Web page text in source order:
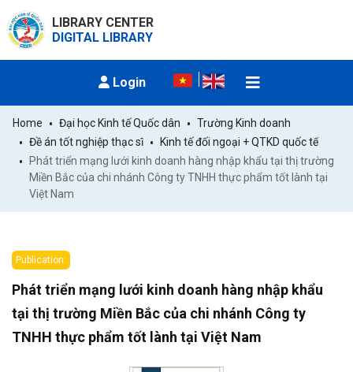
LIBRARY CENTER
DIGITAL LIBRARY
Login
Home Đại học Kinh tế Quốc dân
Trường Kinh doanh
Đề án tốt nghiệp thạc sĩ
Kinh tế đối ngoại + QTKD quốc tế
Phát triển mạng lưới kinh doanh hàng nhập khẩu tại thị trường
Miền Bắc của chi nhánh Công ty TNHH thực phẩm tốt lành tại
Việt Nam
Publication:
Phát triển mạng lưới kinh doanh hàng nhập khẩu
tại thị trường Miền Bắc của chi nhánh Công ty
TNHH thực phẩm tốt lành tại Việt Nam